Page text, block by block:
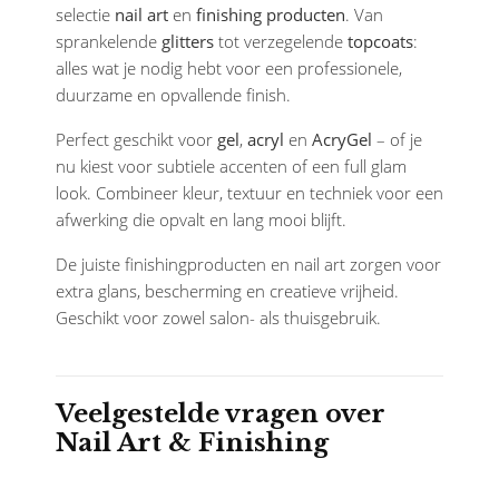
selectie nail art en finishing producten. Van
sprankelende glitters tot verzegelende topcoats:
alles wat je nodig hebt voor een professionele,
duurzame en opvallende finish.
Perfect geschikt voor gel, acryl en AcryGel – of je
nu kiest voor subtiele accenten of een full glam
look. Combineer kleur, textuur en techniek voor een
afwerking die opvalt en lang mooi blijft.
De juiste finishingproducten en nail art zorgen voor
extra glans, bescherming en creatieve vrijheid.
Geschikt voor zowel salon- als thuisgebruik.
Veelgestelde vragen over
Nail Art & Finishing